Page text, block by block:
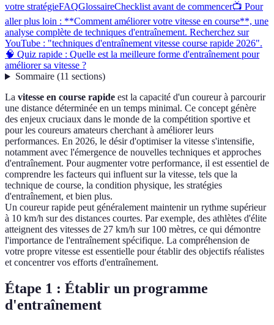
votre stratégieFAQGlossaireChecklist avant de commencer📺 Pour
aller plus loin : **Comment améliorer votre vitesse en course**, une
analyse complète de techniques d'entraînement. Recherchez sur
YouTube : "techniques d'entraînement vitesse course rapide 2026".
🧠 Quiz rapide : Quelle est la meilleure forme d'entraînement pour
améliorer sa vitesse ?
Sommaire(11 sections)
La vitesse en course rapide est la capacité d'un coureur à parcourir
une distance déterminée en un temps minimal. Ce concept génère
des enjeux cruciaux dans le monde de la compétition sportive et
pour les coureurs amateurs cherchant à améliorer leurs
performances. En 2026, le désir d'optimiser la vitesse s'intensifie,
notamment avec l'émergence de nouvelles techniques et approches
d'entraînement. Pour augmenter votre performance, il est essentiel de
comprendre les facteurs qui influent sur la vitesse, tels que la
technique de course, la condition physique, les stratégies
d'entraînement, et bien plus.
Un coureur rapide peut généralement maintenir un rythme supérieur
à 10 km/h sur des distances courtes. Par exemple, des athlètes d'élite
atteignent des vitesses de 27 km/h sur 100 mètres, ce qui démontre
l'importance de l'entraînement spécifique. La compréhension de
votre propre vitesse est essentielle pour établir des objectifs réalistes
et concentrer vos efforts d'entraînement.
Étape 1 : Établir un programme
d'entraînement